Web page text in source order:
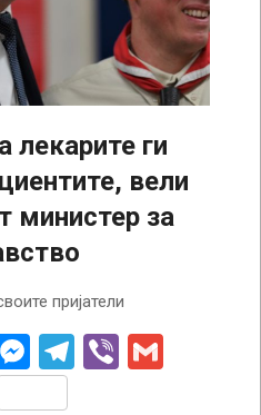
лекарите ги
вели
министер за
пријатели
Messenger
Telegram
Viber